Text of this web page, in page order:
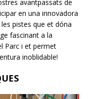
avantpassats de
en una innovadora
pistes que et dóna
fascinant a la
Parc i et permet
inoblidable!